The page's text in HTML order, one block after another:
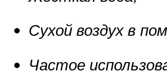
Сухой воздух в
Частое